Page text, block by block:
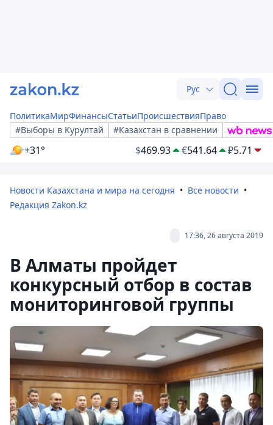
Рус
ПолитикаМирФинансыСтатьиПроисшествияПраво
#Выборы в Курултай
#Казахстан в сравнении
+31° $469.93 €541.64 ₽5.71
Новости Казахстана и мира на сегодня
Все новости
Редакция Zakon.kz
17:36, 26 августа 2019
В Алматы пройдет
конкурсный отбор в состав
мониторинговой группы